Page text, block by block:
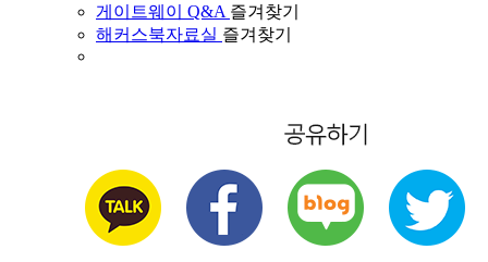
게이트웨이 Q&A 즐겨찾기
해커스북자료실 즐겨찾기